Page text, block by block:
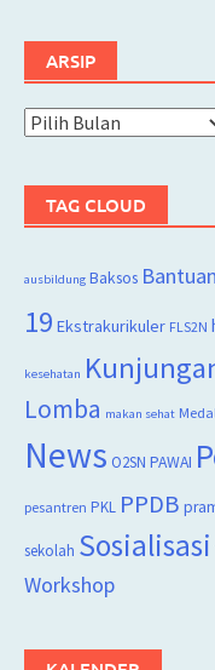
ARSIP
Arsip
TAG CLOUD
ausbildung Baksos Bantuan
19 Ekstrakurikuler FLS2N
kesehatan
Lomba makan sehat
News O2SN PAWAI
pesantren PKL PPDB
sekolah Sosialisasi
Workshop